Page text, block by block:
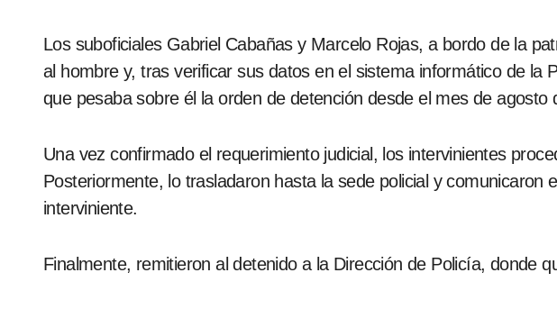
Los suboficiales Gabriel Cabañas y Marcelo Rojas, a bordo de la
al hombre y, tras verificar sus datos en el sistema informático de la
que pesaba sobre él la orden de detención desde el mes de agosto
Una vez confirmado el requerimiento judicial, los intervinientes
Posteriormente, lo trasladaron hasta la sede policial y comunicaron
interviniente.
Finalmente, remitieron al detenido a la Dirección de Policía, donde